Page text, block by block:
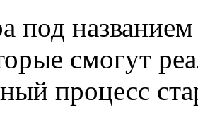
под
смогут
процесс